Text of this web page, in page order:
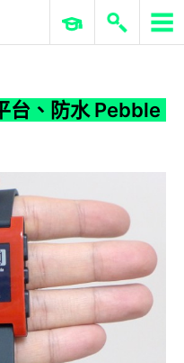
ERP 與商業 AI
台、防水 Pebble